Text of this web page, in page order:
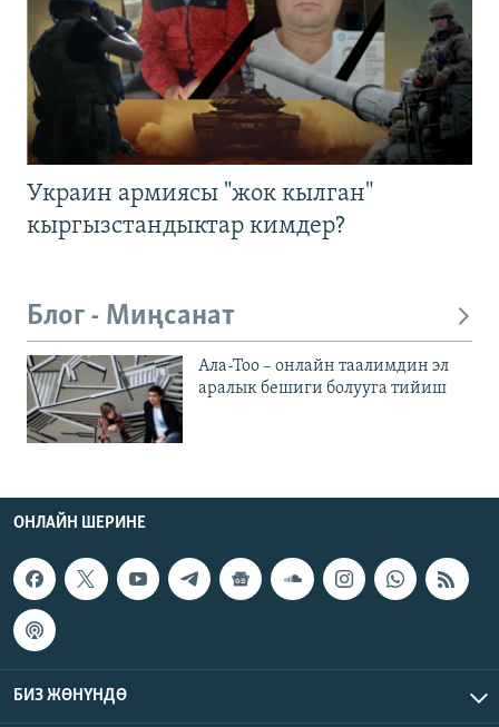
Украин армиясы "жок кылган"
кыргызстандыктар кимдер?
Блог - Миңсанат
Ала-Тоо – онлайн таалимдин эл
аралык бешиги болууга тийиш
ОНЛАЙН ШЕРИНЕ
БИЗ ЖӨНҮНДӨ